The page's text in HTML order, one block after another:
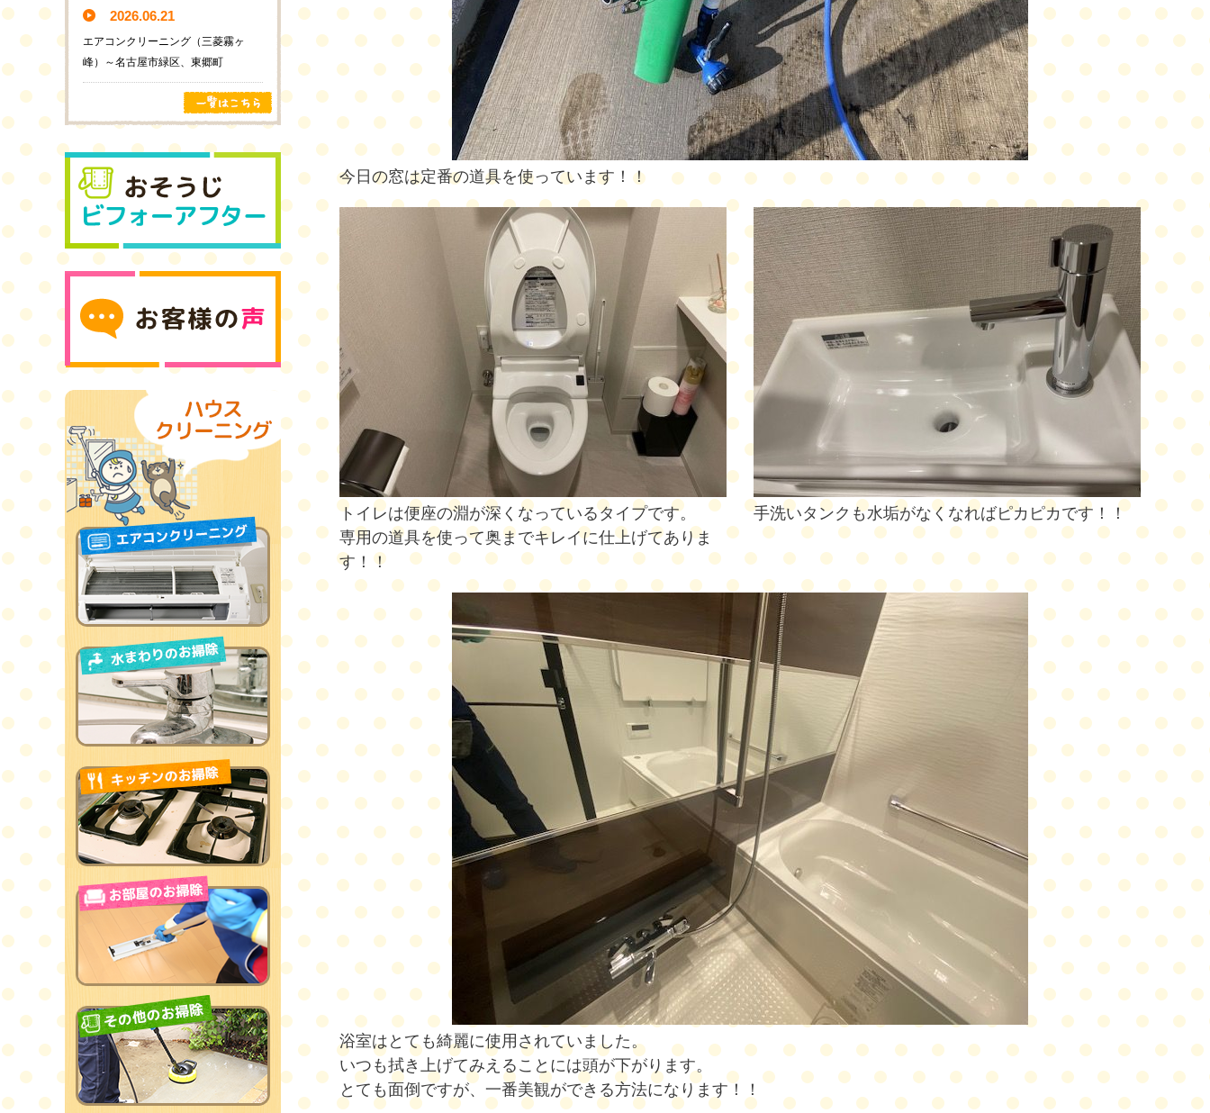
今日の窓は定番の道具を使っています！！
トイレは便座の淵が深くなっているタイプです。
専用の道具を使って奥までキレイに仕上げてありま
す！！
手洗いタンクも水垢がなくなればピカピカです！！
浴室はとても綺麗に使用されていました。
いつも拭き上げてみえることには頭が下がります。
とても面倒ですが、一番美観ができる方法になります！！
2026.06.21
エアコンクリーニング（三菱霧ヶ
峰）～名古屋市緑区、東郷町